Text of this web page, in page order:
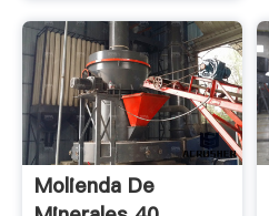
Molienda De